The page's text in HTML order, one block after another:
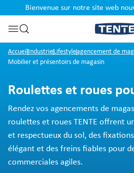
Passer à la recherche
Bienvenue sur notre site web
AccueilIndustrieLifestyleagencement de
Mobilier et présentoirs de magasin
Roulettes et roues
Rendez vos agencements de
roulettes et roues TENTE offrent
et respectueux du sol, des
élégant et des freins fiables pour
commerciales agiles.